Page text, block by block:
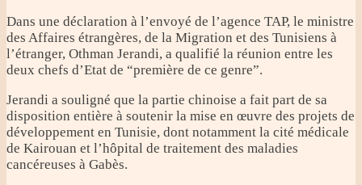
Dans une déclaration à l’envoyé de l’agence TAP, le ministre
des Affaires étrangères, de la Migration et des Tunisiens à
l’étranger, Othman Jerandi, a qualifié la réunion entre les
deux chefs d’Etat de “première de ce genre”.
Jerandi a souligné que la partie chinoise a fait part de sa
disposition entière à soutenir la mise en œuvre des projets de
développement en Tunisie, dont notamment la cité médicale
de Kairouan et l’hôpital de traitement des maladies
cancéreuses à Gabès.